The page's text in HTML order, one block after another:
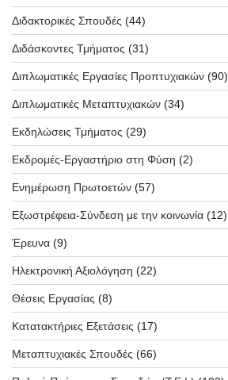
Διδακτορικές Σπουδές (44)
Διδάσκοντες Τμήματος (31)
Διπλωματικές Εργασίες Προπτυχιακών (90)
Διπλωματικές Μεταπτυχιακών (34)
Εκδηλώσεις Τμήματος (29)
Εκδρομές-Εργαστήριο στη Φύση (2)
Ενημέρωση Πρωτοετών (57)
Εξωστρέφεια-Σύνδεση με την κοινωνία (12)
Έρευνα (9)
Ηλεκτρονική Αξιολόγηση (22)
Θέσεις Εργασίας (8)
Κατατακτήριες Εξετάσεις (17)
Μεταπτυχιακές Σπουδές (66)